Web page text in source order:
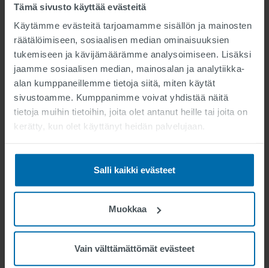
Tämä sivusto käyttää evästeitä
Käytämme evästeitä tarjoamamme sisällön ja mainosten
räätälöimiseen, sosiaalisen median ominaisuuksien
tukemiseen ja kävijämäärämme analysoimiseen. Lisäksi
jaamme sosiaalisen median, mainosalan ja analytiikka-
alan kumppaneillemme tietoja siitä, miten käytät
sivustoamme. Kumppanimme voivat yhdistää näitä
tietoja muihin tietoihin, joita olet antanut heille tai joita on
kerätty, kun olet käyttänyt heidän palvelujaan.
Salli kaikki evästeet
Muokkaa
Vain välttämättömät evästeet
local_taxi
Parempi työympäristö
Poliisi, palokunta ja ambulanssitiimit huomaavat, että
sujuvuus paranee ja hätäkuljetus on vähemmän
stressaavaa. Erityisesti ambulanssipalveluissa jatkuva
epämiellyttävää sekä potilaille että pelastustiimille.